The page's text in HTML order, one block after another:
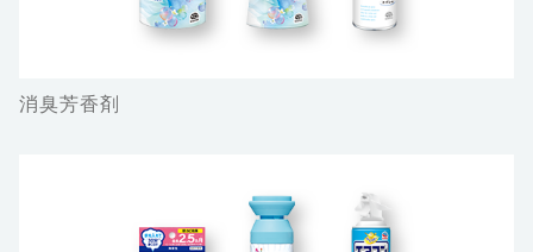
消臭芳香剤